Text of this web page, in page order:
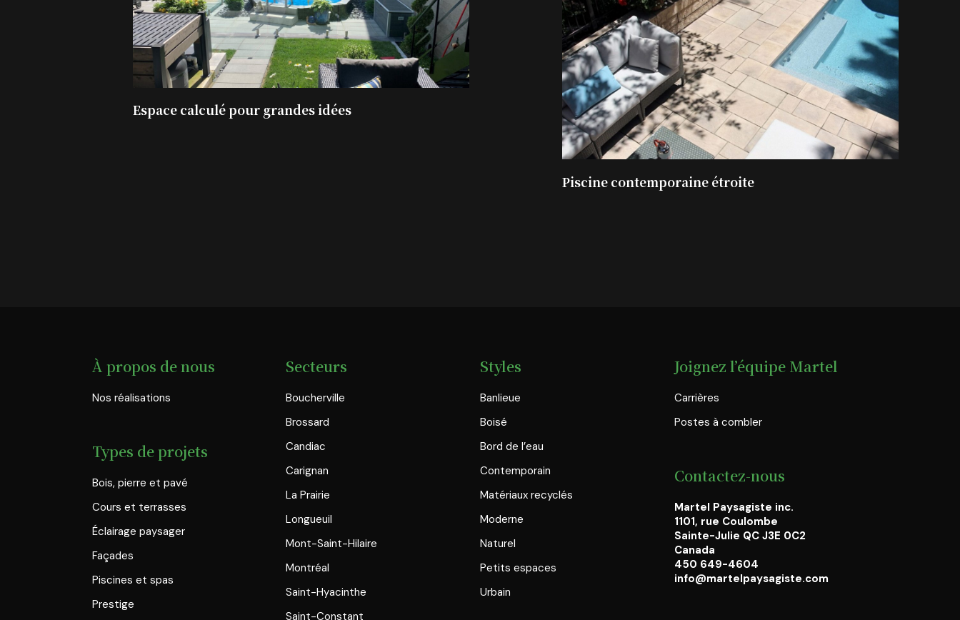
Espace calculé pour grandes idées
Piscine contemporaine étroite
À propos de nous
Nos réalisations
Types de projets
Bois, pierre et pavé
Cours et terrasses
Éclairage paysager
Façades
Piscines et spas
Prestige
Secteurs
Boucherville
Brossard
Candiac
Carignan
La Prairie
Longueuil
Mont-Saint-Hilaire
Montréal
Saint-Hyacinthe
Saint-Constant
Styles
Banlieue
Boisé
Bord de l’eau
Contemporain
Matériaux recyclés
Moderne
Naturel
Petits espaces
Urbain
Joignez l’équipe Martel
Carrières
Postes à combler
Contactez-nous
Martel Paysagiste inc.
1101, rue Coulombe
Sainte-Julie QC J3E 0C2
Canada
450 649-4604
info@martelpaysagiste.com